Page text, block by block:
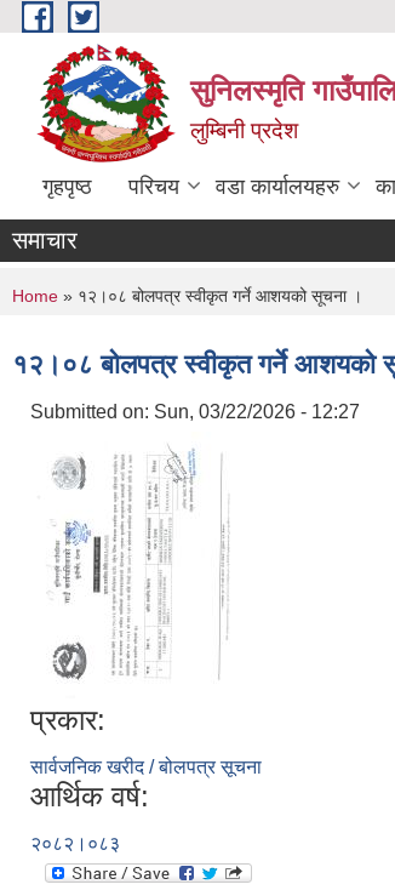
Skip to main content
सुनिलस्मृति
लुम्बिनी प्रदेश
गृहपृष्ठ परिचय वडा कार्यालयहरु
समाचार
You are here
Home » १२।०८ बोलपत्र स्वीकृत गर्ने आशयको सूचना ।
१२।०८ बोलपत्र स्वीकृत गर्ने आशयको
Submitted on: Sun, 03/22/2026 - 12:27
प्रकार:
सार्वजनिक खरीद / बोलपत्र सूचना
आर्थिक वर्ष:
२०८२।०८३